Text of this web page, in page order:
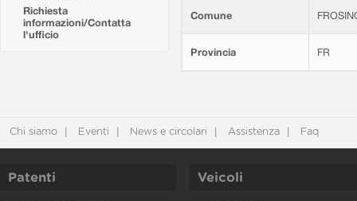
Richiesta
informazioni/Contatta
l'ufficio
Comune
Provincia FR
Chi siamo Eventi News e circolari Assistenza Faq
Patenti Veicoli